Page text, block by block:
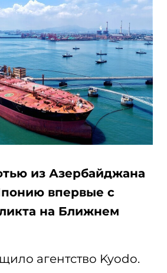
из Азербайджана
впервые с
на Ближнем
агентство Kyodo.